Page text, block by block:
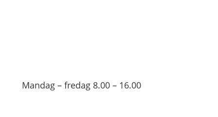
Mandag – fredag 8.00 – 16.00